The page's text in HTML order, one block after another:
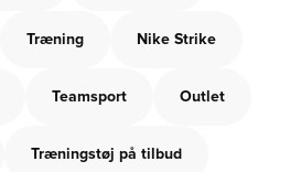
Træning Nike Strike
Teamsport Outlet
Træningstøj på tilbud